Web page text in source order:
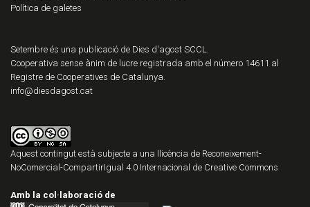
Política de galetes
Setembre és una publicació de Dies d'agost SCCL.
Cooperativa sense ànim de lucre registrada amb el número 14611 al
Registre de Cooperatives de Catalunya.
info@diesdagost.cat
Aquest contingut està subjecte a una llicència de Reconeixement-
NoComercial-CompartirIgual 4.0 Internacional de Creative Commons
Amb la col·laboració de